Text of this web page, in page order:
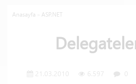
Anasayfa ASP.NET
21.03.2010 6.597 0